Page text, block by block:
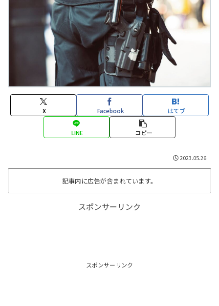
X Facebook はてブ
LINE コピー
2023.05.26
記事内に広告が含まれています。
スポンサーリンク
スポンサーリンク